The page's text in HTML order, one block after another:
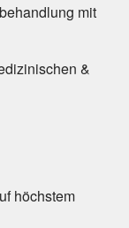
mit
&
höchstem